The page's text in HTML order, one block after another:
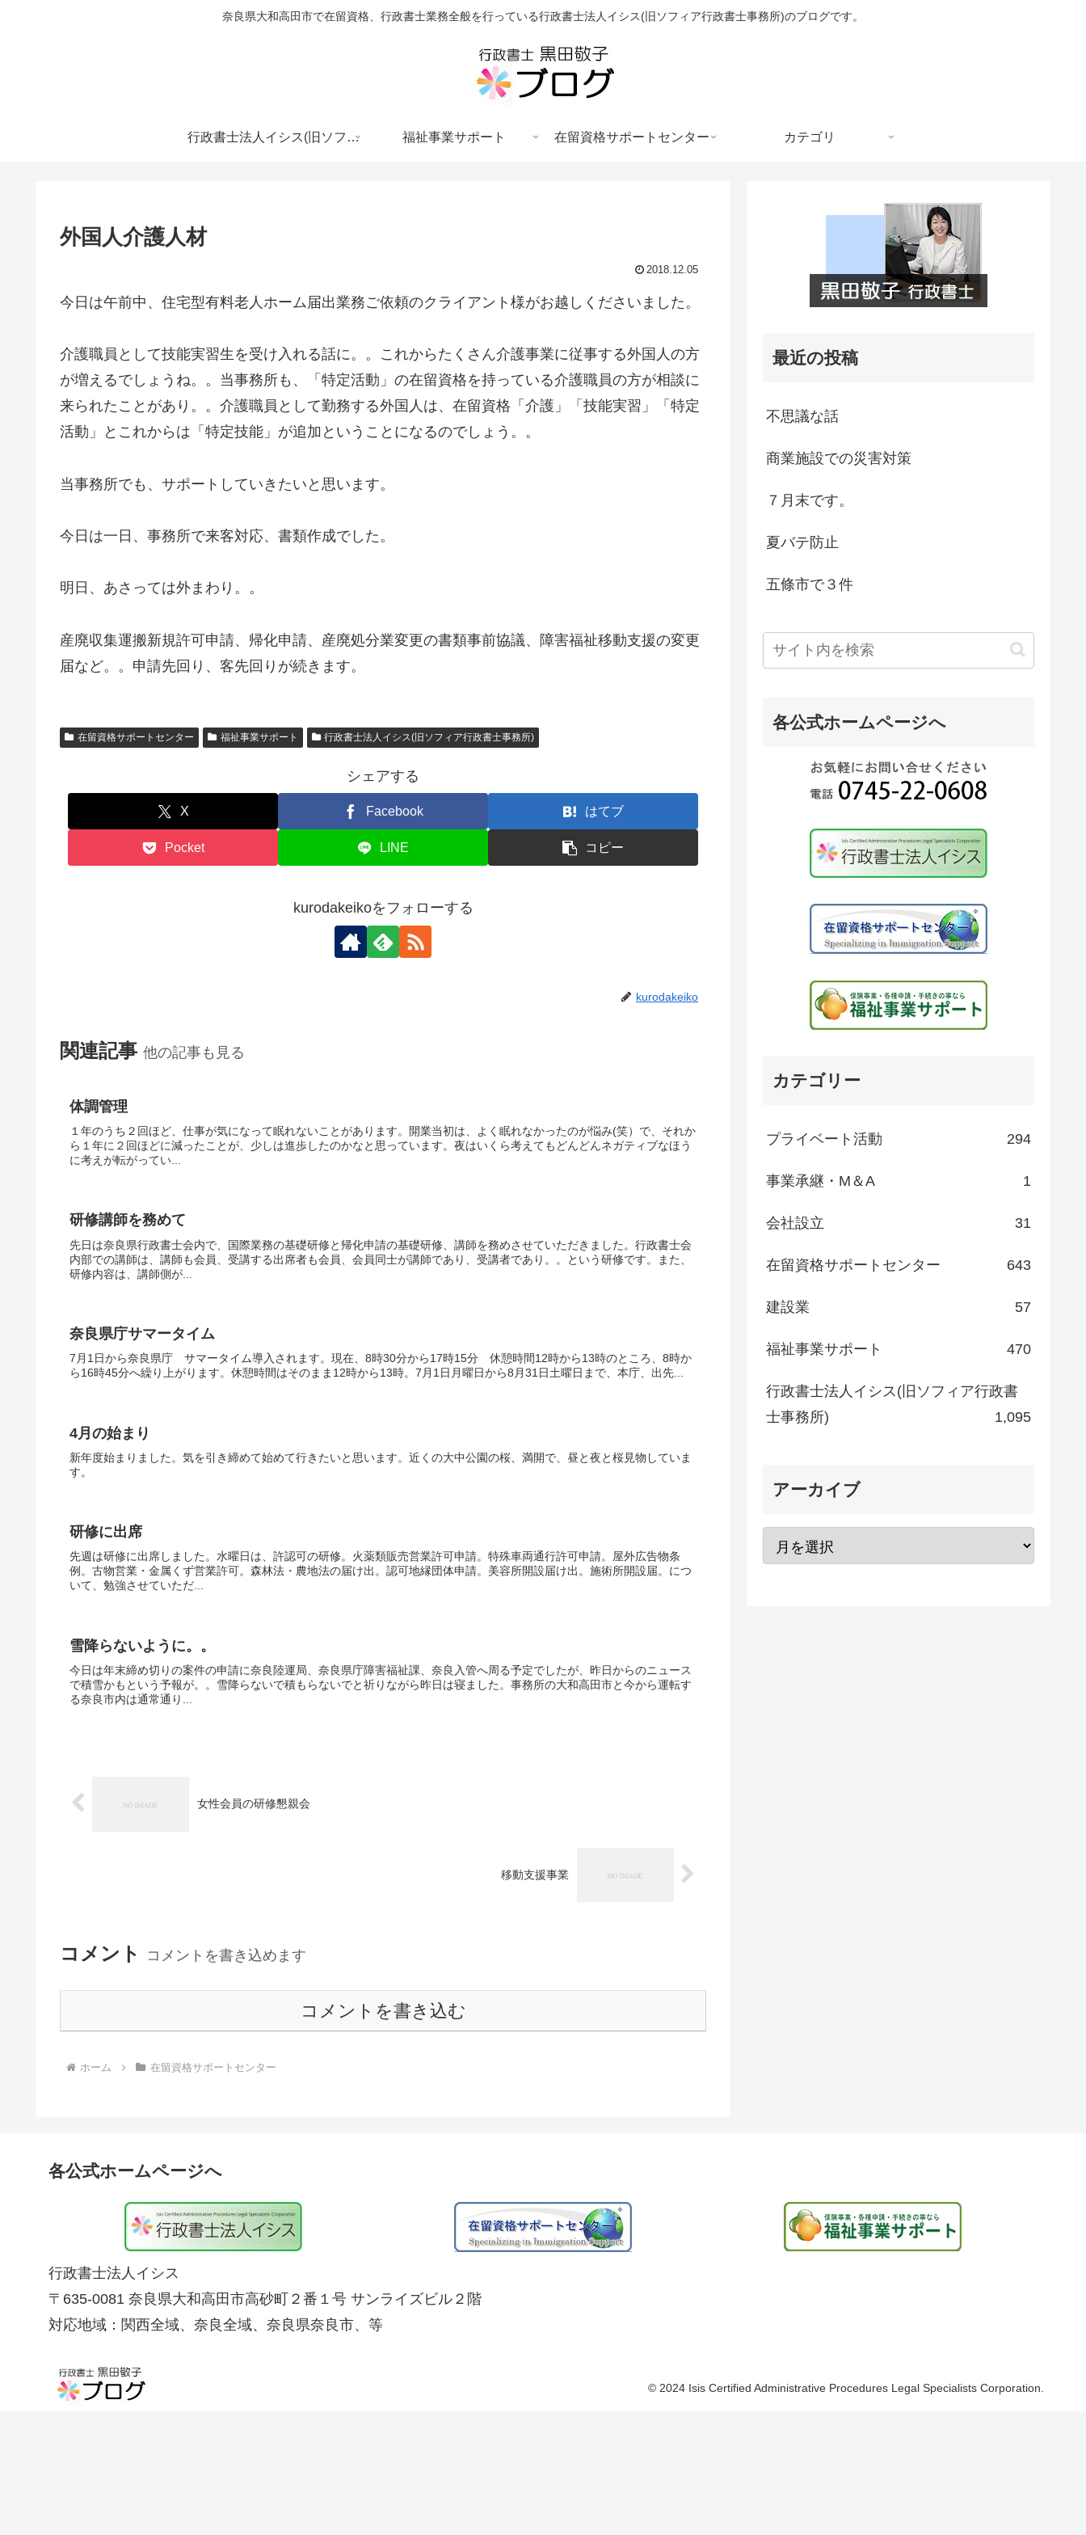
奈良県大和高田市で在留資格、行政書士業務全般を行っている行政書士法人イシス(旧ソフィア行政書士事務所)のブログです。
行政書士法人イシス(旧ソフィア行政書士事務所) 福祉事業サポート 在留資格サポートセンター カテゴリ
外国人介護人材
2018.12.05
今日は午前中、住宅型有料老人ホーム届出業務ご依頼のクライアント様がお越しくださいました。
介護職員として技能実習生を受け入れる話に。。これからたくさん介護事業に従事する外国人の方
が増えるでしょうね。。当事務所も、「特定活動」の在留資格を持っている介護職員の方が相談に
来られたことがあり。。介護職員として勤務する外国人は、在留資格「介護」「技能実習」「特定
活動」とこれからは「特定技能」が追加ということになるのでしょう。。
当事務所でも、サポートしていきたいと思います。
今日は一日、事務所で来客対応、書類作成でした。
明日、あさっては外まわり。。
産廃収集運搬新規許可申請、帰化申請、産廃処分業変更の書類事前協議、障害福祉移動支援の変更
届など。。申請先回り、客先回りが続きます。
在留資格サポートセンター 福祉事業サポート 行政書士法人イシス(旧ソフィア行政書士事務所)
シェアする
X Facebook はてブ
Pocket LINE コピー
kurodakeikoをフォローする
kurodakeiko
関連記事 他の記事も見る
体調管理
１年のうち２回ほど、仕事が気になって眠れないことがあります。開業当初は、よく眠れなかったのが悩み(笑）で、それか
ら１年に２回ほどに減ったことが、少しは進歩したのかなと思っています。夜はいくら考えてもどんどんネガティブなほう
に考えが転がってい...
研修講師を務めて
先日は奈良県行政書士会内で、国際業務の基礎研修と帰化申請の基礎研修、講師を務めさせていただきました。行政書士会
内部での講師は、講師も会員、受講する出席者も会員、会員同士が講師であり、受講者であり。。という研修です。また、
研修内容は、講師側が...
奈良県庁サマータイム
7月1日から奈良県庁 サマータイム導入されます。現在、8時30分から17時15分 休憩時間12時から13時のところ、8時か
ら16時45分へ繰り上がります。休憩時間はそのまま12時から13時。7月1日月曜日から8月31日土曜日まで、本庁、出先...
4月の始まり
新年度始まりました。気を引き締めて始めて行きたいと思います。近くの大中公園の桜、満開で、昼と夜と桜見物していま
す。
研修に出席
先週は研修に出席しました。水曜日は、許認可の研修。火薬類販売営業許可申請。特殊車両通行許可申請。屋外広告物条
例。古物営業・金属くず営業許可。森林法・農地法の届け出。認可地縁団体申請。美容所開設届け出。施術所開設届。につ
いて、勉強させていただ...
雪降らないように。。
今日は年末締め切りの案件の申請に奈良陸運局、奈良県庁障害福祉課、奈良入管へ周る予定でしたが、昨日からのニュース
で積雪かもという予報が。。雪降らないで積もらないでと祈りながら昨日は寝ました。事務所の大和高田市と今から運転す
る奈良市内は通常通り...
女性会員の研修懇親会
移動支援事業
コメント コメントを書き込めます
コメントを書き込む
ホーム 在留資格サポートセンター
最近の投稿
不思議な話
商業施設での災害対策
７月末です。
夏バテ防止
五條市で３件
各公式ホームページへ
カテゴリー
プライベート活動 294
事業承継・M＆A 1
会社設立 31
在留資格サポートセンター 643
建設業 57
福祉事業サポート 470
行政書士法人イシス(旧ソフィア行政書
士事務所)
1,095
アーカイブ
各公式ホームページへ
行政書士法人イシス
〒635-0081 奈良県大和高田市高砂町２番１号 サンライズビル２階
対応地域：関西全域、奈良全域、奈良県奈良市、等
© 2024 Isis Certified Administrative Procedures Legal Specialists Corporation.